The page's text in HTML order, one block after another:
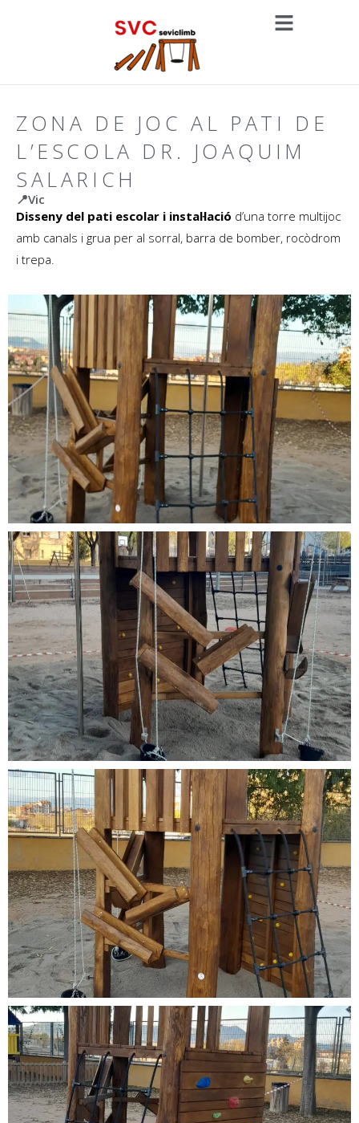
ZONA DE JOC AL PATI DE
L’ESCOLA DR. JOAQUIM
SALARICH
📍Vic
Disseny del pati escolar i instal·lació d’una torre multijoc
amb canals i grua per al sorral, barra de bomber, rocòdrom
i trepa.